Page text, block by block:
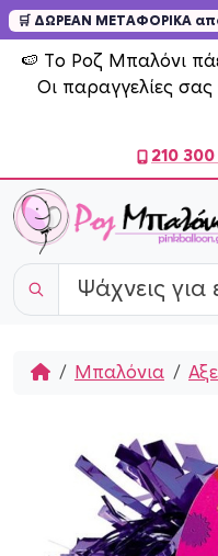
🛒 ΔΩΡΕΑΝ ΜΕΤΑΦΟΡΙΚΑ
🍉 Το Ροζ Μπαλόνι
Οι παραγγελίες
Skip to content
210
HomeΜπαλόνια